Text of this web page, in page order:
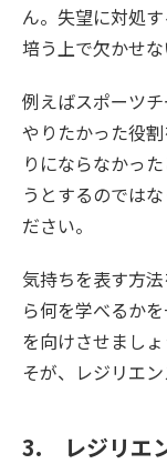
ん。失望に対処
培う上で欠かせな
例えばスポーツ
やりたかった役
りにならなかっ
うとするのでは
ださい。
気持ちを表す方
ら何を学べるか
を向けさせまし
そが、レジリエン
3. レジリエ